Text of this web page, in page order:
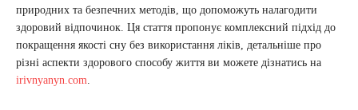
природних та безпечних методів, що допоможуть налагодити
здоровий відпочинок. Ця стаття пропонує комплексний підхід до
покращення якості сну без використання ліків, детальніше про
різні аспекти здорового способу життя ви можете дізнатись на
irivnyanyn.com.